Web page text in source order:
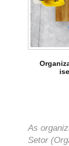
As
Setor